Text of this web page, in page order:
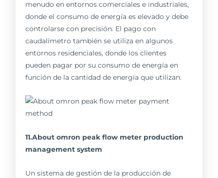
menudo en entornos comerciales e industriales,
donde el consumo de energía es elevado y debe
controlarse con precisión. El pago con
caudalímetro también se utiliza en algunos
entornos residenciales, donde los clientes
pueden pagar por su consumo de energía en
función de la cantidad de energía que utilizan.
11.About omron peak flow meter production
management system
Un sistema de gestión de la producción de